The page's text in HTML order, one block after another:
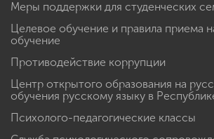
Меры поддержки для студенческих
Целевое обучение и правила приема
обучение
Противодействие коррупции
Центр открытого образования на
обучения русскому языку в
Психолого-педагогические классы